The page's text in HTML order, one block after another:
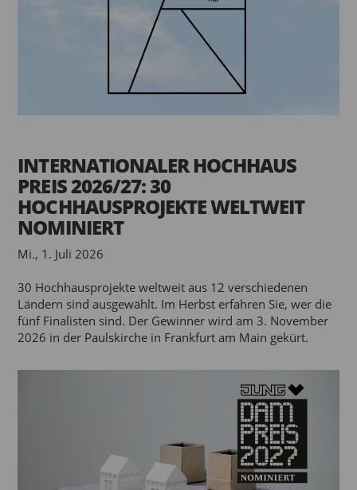
INTERNATIONALER HOCHHAUS
PREIS 2026/27: 30
HOCHHAUSPROJEKTE WELTWEIT
NOMINIERT
Mi., 1. Juli 2026
30 Hochhausprojekte weltweit aus 12 verschiedenen
Ländern sind ausgewählt. Im Herbst erfahren Sie, wer die
fünf Finalisten sind. Der Gewinner wird am 3. November
2026 in der Paulskirche in Frankfurt am Main gekürt.